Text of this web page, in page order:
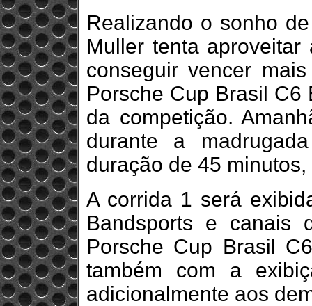
Realizando o sonho
Muller tenta
conseguir vencer
Porsche Cup Brasil C6
da competição.
durante a
duração de 45
A corrida 1 será
Bandsports e canais
Porsche Cup Brasil
também com a
adicionalmente aos